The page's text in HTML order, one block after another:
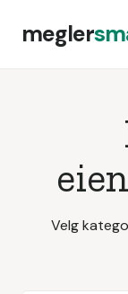
megler
Velg